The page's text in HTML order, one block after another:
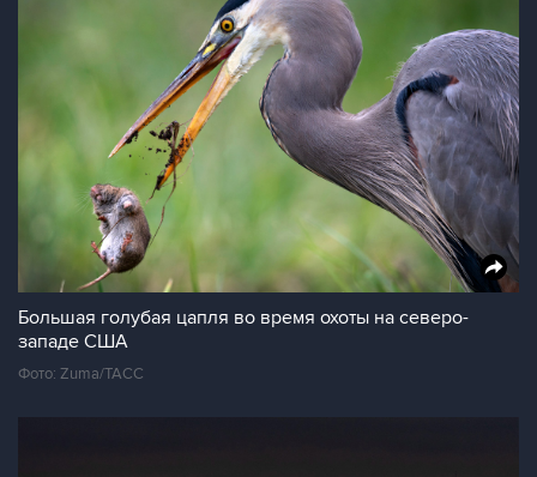
Большая голубая цапля во время охоты на северо-
западе США
Фото: Zuma/ТАСС